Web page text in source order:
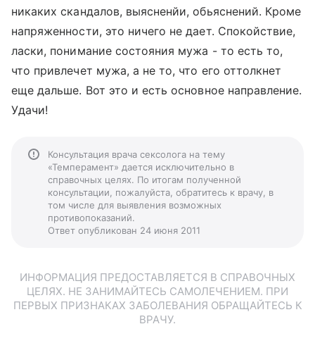
никаких скандалов, выясненйи, обьяснений. Кроме
напряженности, это ничего не дает. Спокойствие,
ласки, понимание состояния мужа - то есть то,
что привлечет мужа, а не то, что его оттолкнет
еще дальше. Вот это и есть основное направление.
Удачи!
Консультация врача сексолога на тему
«Темперамент» дается исключительно в
справочных целях. По итогам полученной
консультации, пожалуйста, обратитесь к врачу, в
том числе для выявления возможных
противопоказаний.
Ответ опубликован 24 июня 2011
ИНФОРМАЦИЯ ПРЕДОСТАВЛЯЕТСЯ В СПРАВОЧНЫХ
ЦЕЛЯХ. НЕ ЗАНИМАЙТЕСЬ САМОЛЕЧЕНИЕМ. ПРИ
ПЕРВЫХ ПРИЗНАКАХ ЗАБОЛЕВАНИЯ ОБРАЩАЙТЕСЬ К
ВРАЧУ.